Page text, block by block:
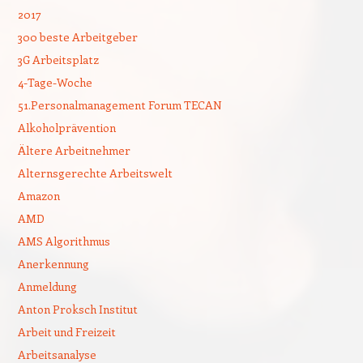
2017
300 beste Arbeitgeber
3G Arbeitsplatz
4-Tage-Woche
51.Personalmanagement Forum TECAN
Alkoholprävention
Ältere Arbeitnehmer
Alternsgerechte Arbeitswelt
Amazon
AMD
AMS Algorithmus
Anerkennung
Anmeldung
Anton Proksch Institut
Arbeit und Freizeit
Arbeitsanalyse